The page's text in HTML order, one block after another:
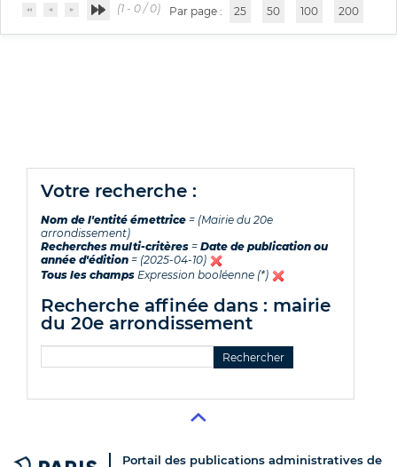
(1 - 0 / 0) Par page : 25 50 100 200
votre recherche :
Nom de l'entité émettrice = (Mairie du 20e
arrondissement)
Recherches multi-critères = Date de publication ou
année d'édition = (2025-04-10)
Tous les champs Expression booléenne (*)
recherche affinée dans : mairie
du 20e arrondissement
Portail des publications administratives de